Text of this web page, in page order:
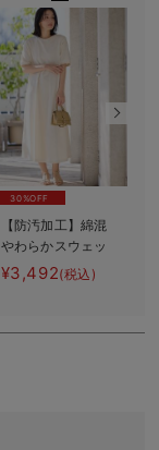
30%OFF
【防汚加工】綿混
やわらかスウェッ
ト半袖フレアワン
ピース マタニテ
¥3,492(税込)